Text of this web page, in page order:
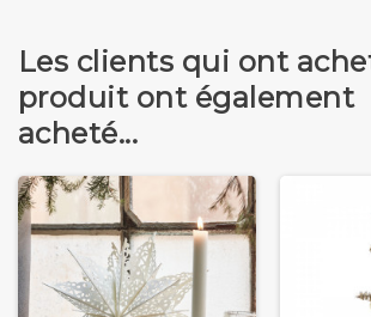
Les clients qui ont
produit ont également
acheté...